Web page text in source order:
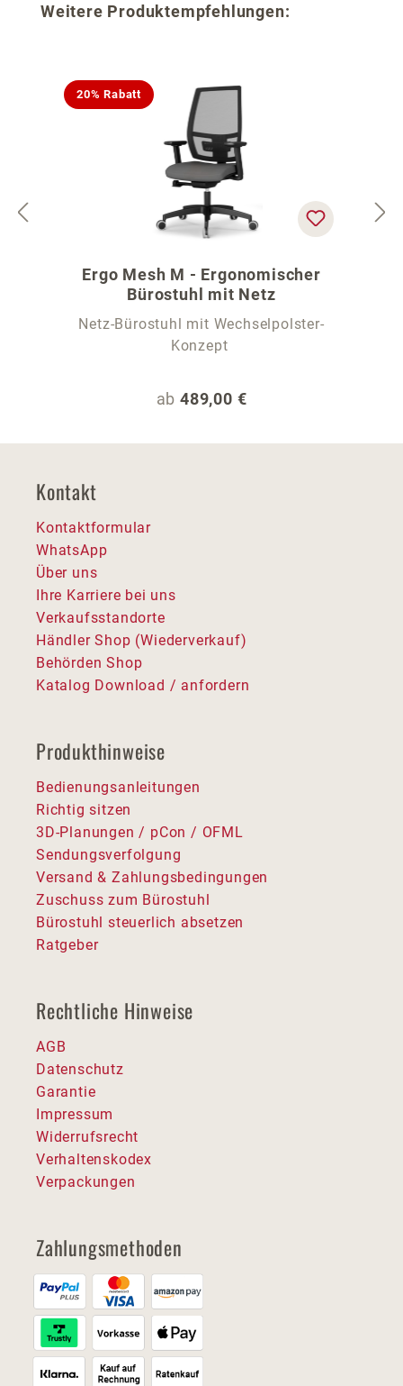
Produktgalerie überspringen
Weitere Produktempfehlungen:
20% Rabatt
Ergo Mesh M - Ergonomischer
Bürostuhl mit Netz
Netz-Bürostuhl mit Wechselpolster-
Konzept
Regulärer Preis:
ab 489,00 €
Kontakt
Kontaktformular
WhatsApp
Über uns
Ihre Karriere bei uns
Verkaufsstandorte
Händler Shop (Wiederverkauf)
Behörden Shop
Katalog Download / anfordern
Produkthinweise
Bedienungsanleitungen
Richtig sitzen
3D-Planungen / pCon / OFML
Sendungsverfolgung
Versand & Zahlungsbedingungen
Zuschuss zum Bürostuhl
Bürostuhl steuerlich absetzen
Ratgeber
Rechtliche Hinweise
AGB
Datenschutz
Garantie
Impressum
Widerrufsrecht
Verhaltenskodex
Verpackungen
Zahlungsmethoden